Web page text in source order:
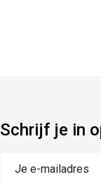
Schrijf je in